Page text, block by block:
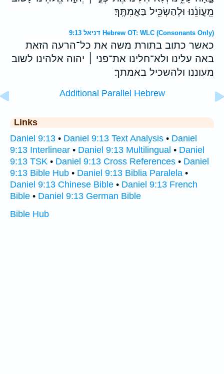
מֵֽעֲוֹנֵ֔נוּ וּלְהַשְׂכִּ֖יל בַּאֲמִתֶּֽךָ׃
דניאל 9:13 Hebrew OT: WLC (Consonants Only)
כאשר כתוב בתורת משה את כל־הרעה הזאת
באה עלינו ולא־חלינו את־פני ׀ יהוה אלהינו לשוב
מעוננו ולהשכיל באמתך׃
Additional Parallel Hebrew
Links
Daniel 9:13 • Daniel 9:13 Text Analysis • Daniel
9:13 Interlinear • Daniel 9:13 Multilingual • Daniel
9:13 TSK • Daniel 9:13 Cross References • Daniel
9:13 Bible Hub • Daniel 9:13 Biblia Paralela •
Daniel 9:13 Chinese Bible • Daniel 9:13 French
Bible • Daniel 9:13 German Bible
Bible Hub